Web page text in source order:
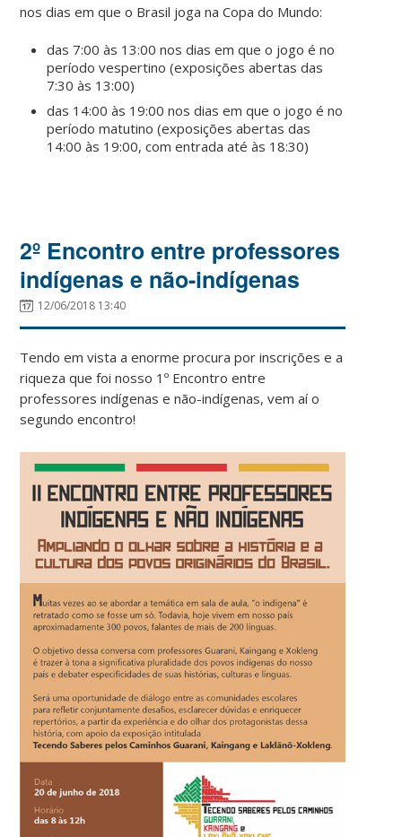
nos dias em que o Brasil joga na Copa do Mundo:
das 7:00 às 13:00 nos dias em que o jogo é no
período vespertino (exposições abertas das
7:30 às 13:00)
das 14:00 às 19:00 nos dias em que o jogo é no
período matutino (exposições abertas das
14:00 às 19:00, com entrada até às 18:30)
2º Encontro entre professores
indígenas e não-indígenas
12/06/2018 13:40
Tendo em vista a enorme procura por inscrições e a
riqueza que foi nosso 1º Encontro entre
professores indígenas e não-indígenas, vem aí o
segundo encontro!